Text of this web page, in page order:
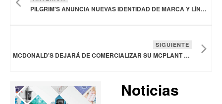
PILGRIM'S ANUNCIA NUEVAS IDENTIDAD DE MARCA Y LÍNEA DE NUGGETS
SIGUIENTE
MCDONALD'S DEJARÁ DE COMERCIALIZAR SU MCPLANT EN ESTADOS UNIDOS
Noticias